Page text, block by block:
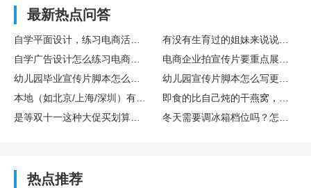
最新热点问答
热点推荐